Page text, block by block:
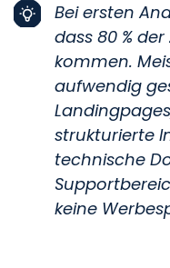
Bei ersten
dass 80 % der
kommen.
aufwendig
strukturierte
technische
keine